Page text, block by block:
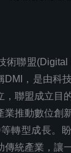
術聯盟(Digital
DMI，是由科
，聯盟成立目
業推動數位創
轉型成長。
傳統產業，讓